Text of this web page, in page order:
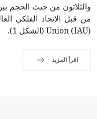
والثلاثون من حيث الحجم
Union (IAU) (الشكل 1).
اقرأ المزيد